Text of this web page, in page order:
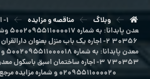
وبلاگ مناقصه و مزایده
۳۰۳۵۶ ۲- اجاره یک باب منزل بعنوان
۰۲۰۹۵۵۱۱۰۰۰۰۲۰ و شماره مزایده مرجع ۰۲۷۳۰۳۴۶